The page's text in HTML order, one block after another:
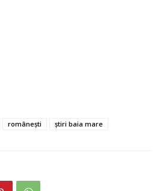
românești știri baia mare